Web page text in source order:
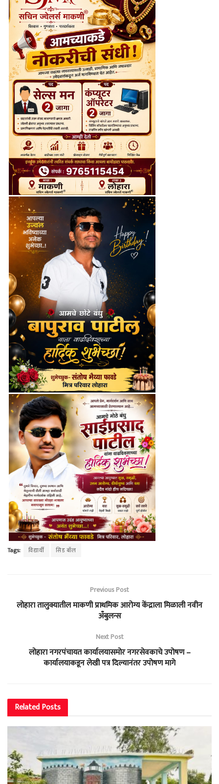
Tags: विद्यार्थी सिड बॉल
Previous Post
लोहारा तालुक्यातील माकणी प्राथमिक आरोग्य केंद्राला मिळाली नवीन
अँबुलन्स
Next Post
लोहारा नगरपंचायत कार्यालयासमोर नगरसेवकाचे उपोषण –
कार्यालयाकडून लेखी पत्र दिल्यानंतर उपोषण मागे
RelatedPosts